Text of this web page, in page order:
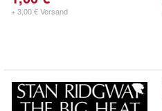
+ 3,00 € Versand